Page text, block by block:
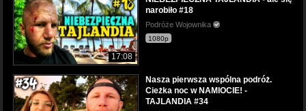
17:08
narobiło #18
Podróże Wojownika
1080p
Nasza pierwsza wspólna podróż.
Cieżka noc w NAMIOCIE! -
TAJLANDIA #34